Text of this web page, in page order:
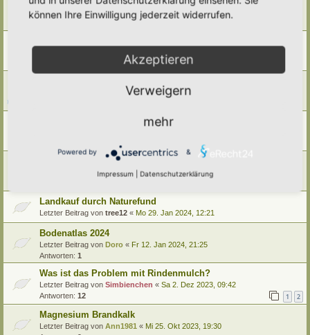
Letzter Beitrag vonAnn1981 «Do 9. Jan 2025, 10:04
Fr 3. Jan 2025, 09:14
tree12«So 22. Dez 2024, 16:20
Letzter Beitrag vonSimbienchen«Do 15. Feb 2024, 12:43
Landkauf durch Naturefund
Letzter Beitrag von tree12 « Mo 29. Jan 2024, 12:21
Bodenatlas 2024
Letzter Beitrag von Doro « Fr 12. Jan 2024, 21:25
Antworten: 1
Was ist das Problem mit Rindenmulch?
Letzter Beitrag von Simbienchen « Sa 2. Dez 2023, 09:42
Antworten: 12 1 2
Magnesium Brandkalk
Letzter Beitrag von Ann1981 « Mi 25. Okt 2023, 19:30
können Ihre Einwilligung jederzeit widerrufen.
Akzeptieren
Verweigern
mehr
Powered by &
Impressum Datenschutzerklärung